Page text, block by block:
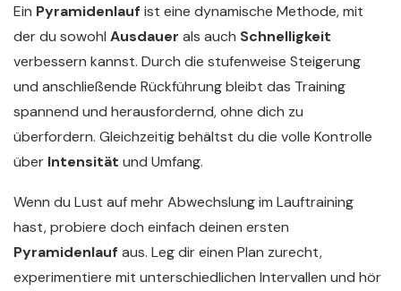
Ein Pyramidenlauf ist eine dynamische Methode, mit
der du sowohl Ausdauer als auch Schnelligkeit
verbessern kannst. Durch die stufenweise Steigerung
und anschließende Rückführung bleibt das Training
spannend und herausfordernd, ohne dich zu
überfordern. Gleichzeitig behältst du die volle Kontrolle
über Intensität und Umfang.
Wenn du Lust auf mehr Abwechslung im Lauftraining
hast, probiere doch einfach deinen ersten
Pyramidenlauf aus. Leg dir einen Plan zurecht,
experimentiere mit unterschiedlichen Intervallen und hör